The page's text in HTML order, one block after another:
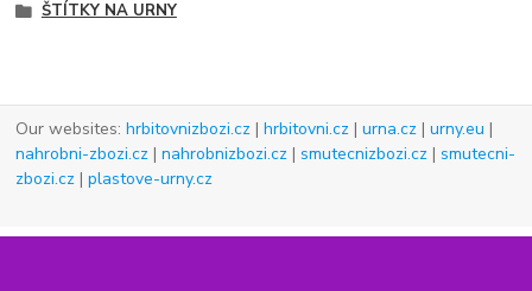
ŠTÍTKY NA URNY
Our websites:hrbitovnizbozi.cz |hrbitovni.cz |urna.cz |urny.eu |
nahrobni-zbozi.cz |nahrobnizbozi.cz |smutecnizbozi.cz |smutecni-
zbozi.cz |plastove-urny.cz